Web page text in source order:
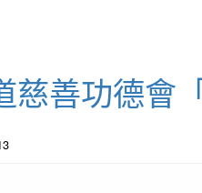
慈善功德會